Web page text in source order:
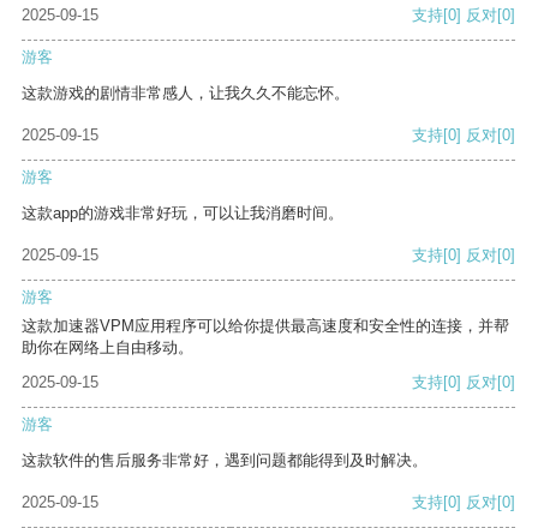
2025-09-15
支持[0] 反对[0]
游客
这款游戏的剧情非常感人，让我久久不能忘怀。
2025-09-15 支持[0] 反对[0]
游客
这款app的游戏非常好玩，可以让我消磨时间。
2025-09-15 支持[0] 反对[0]
游客
这款加速器VPM应用程序可以给你提供最高速度和安全性的连接，并帮
助你在网络上自由移动。
2025-09-15
支持[0] 反对[0]
游客
这款软件的售后服务非常好，遇到问题都能得到及时解决。
2025-09-15 支持[0] 反对[0]